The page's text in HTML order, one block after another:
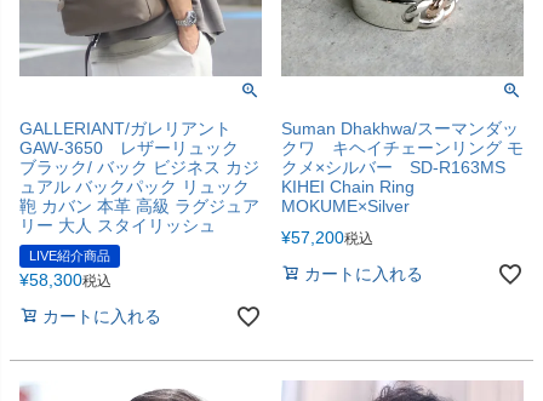
GALLERIANT/ガレリアント
GAW-3650 レザーリュック
ブラック/ バック ビジネス カジ
ュアル バックパック リュック
鞄 カバン 本革 高級 ラグジュア
リー 大人 スタイリッシュ
LIVE紹介商品
¥58,300税込
カートに入れる
Suman Dhakhwa/スーマンダッ
クワ キヘイチェーンリング モ
クメ×シルバー SD-R163MS
KIHEI Chain Ring
MOKUME×Silver
¥57,200税込
カートに入れる